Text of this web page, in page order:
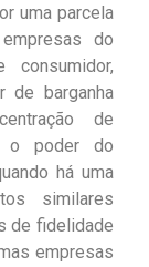
uma parcela
do
de barganha
de
o poder do
há uma
similares
de fidelidade
empresas